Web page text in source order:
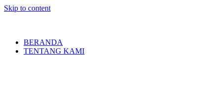
Skip to content
BERANDA
TENTANG KAMI